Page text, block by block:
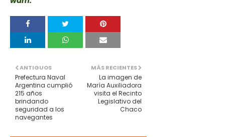
MÁS RECIENTES
La imagen de
María Auxiliadora
visita el Recinto
Legislativo del
Chaco
ANTIGUOS
Prefectura Naval
Argentina cumplió
215 años
brindando
seguridad a los
navegantes